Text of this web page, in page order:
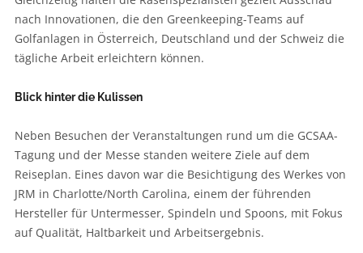
nach Innovationen, die den Greenkeeping-Teams auf
Golfanlagen in Österreich, Deutschland und der Schweiz die
tägliche Arbeit erleichtern können.
Blick hinter die Kulissen
Neben Besuchen der Veranstaltungen rund um die GCSAA-
Tagung und der Messe standen weitere Ziele auf dem
Reiseplan. Eines davon war die Besichtigung des Werkes von
JRM in Charlotte/North Carolina, einem der führenden
Hersteller für Untermesser, Spindeln und Spoons, mit Fokus
auf Qualität, Haltbarkeit und Arbeitsergebnis.